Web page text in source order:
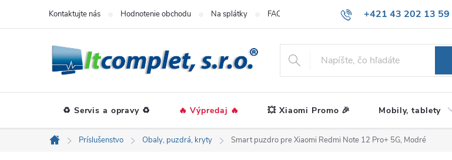
+421 43 202 13 59
Kontaktujte nás Hodnotenie obchodu Na splátky FAQ
♻️ Servis a opravy ♻️ 🔥 Výpredaj 🔥 💥 Xiaomi Promo 🎉 Mobily, tablety
Domov
Príslušenstvo Obaly, puzdrá, kryty Smart puzdro pre Xiaomi Redmi Note 12 Pro+ 5G, Modré